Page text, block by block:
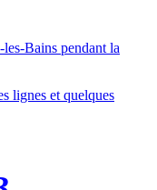
Bains pendant la
lignes et quelques